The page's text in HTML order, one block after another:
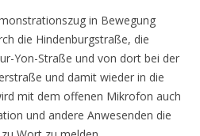
in Bewegung
die Hindenburgstraße, die
Yon-Straße und von dort bei der
und damit wieder in die
mit dem offenen Mikrofon auch
und andere Anwesenden die